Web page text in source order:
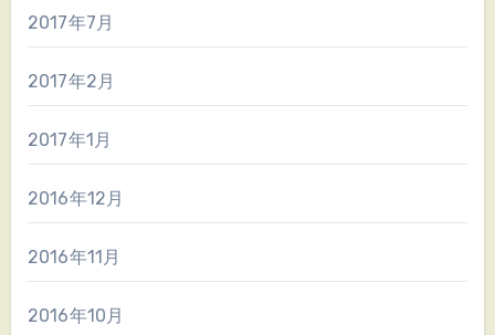
2017年7月
2017年2月
2017年1月
2016年12月
2016年11月
2016年10月